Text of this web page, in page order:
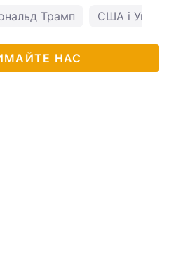
Трамп США і Україна
НАС